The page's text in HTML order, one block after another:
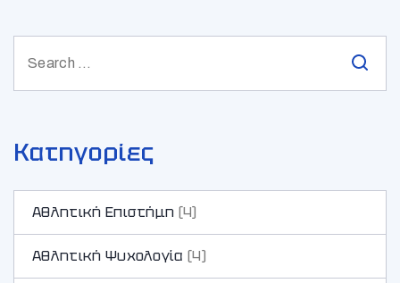
Κατηγορίες
Αθλητική Επιστήμη (4)
Αθλητική Ψυχολογία (4)